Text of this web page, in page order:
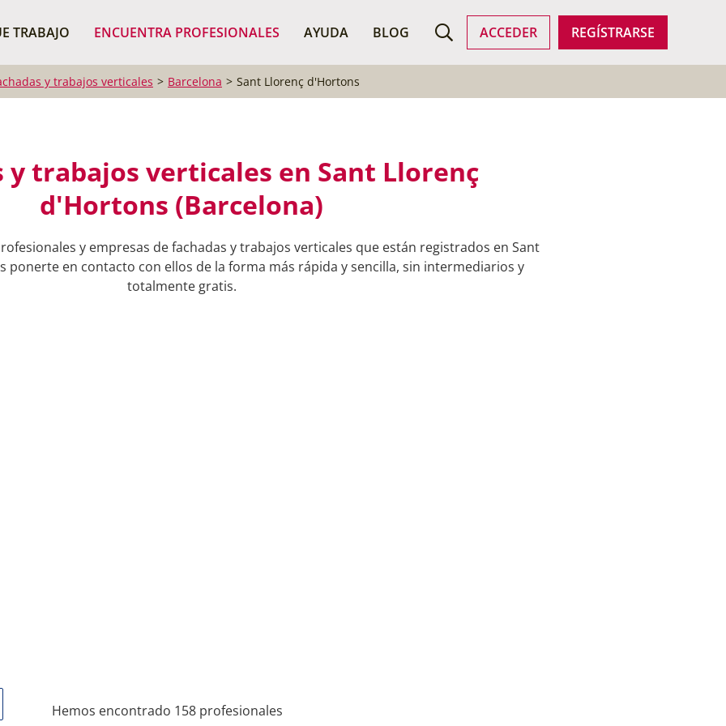
TRABAJO ENCUENTRA PROFESIONALES AYUDA BLOG ACCEDER REGÍSTRARSE
BUSCAR PROFESIONALES
y trabajos verticales Barcelona Sant Llorenç d'Hortons
y trabajos verticales en Sant Llorenç
d'Hortons (Barcelona)
y empresas de fachadas y trabajos verticales que están registrados en Sant
ponerte en contacto con ellos de la forma más rápida y sencilla, sin intermediarios y
totalmente gratis.
Hemos encontrado 158 profesionales